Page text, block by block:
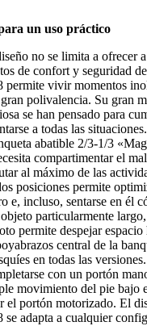
un uso práctico
no se limita a ofrecer
de confort y seguridad
permite vivir momentos
polivalencia. Su gran
se han pensado para
a todas las
abatible 2/3-1/3
compartimentar el
al máximo de las
posiciones permite
e, incluso, sentarse en él
particularmente
permite despejar espacio
central de la
en todas las
con un portón
movimiento del pie bajo
el portón motorizado. El
se adapta a cualquier